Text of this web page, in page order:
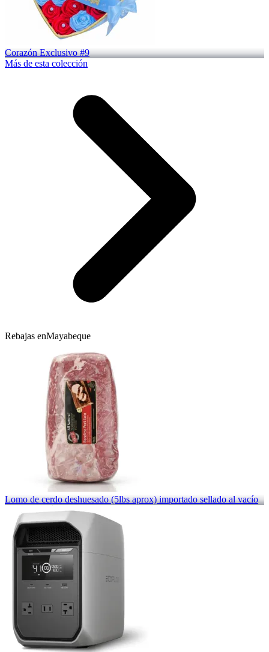
Corazón Exclusivo #9
Más de esta colección
Rebajas enMayabeque
Lomo de cerdo deshuesado (5lbs aprox) importado sellado al vacío